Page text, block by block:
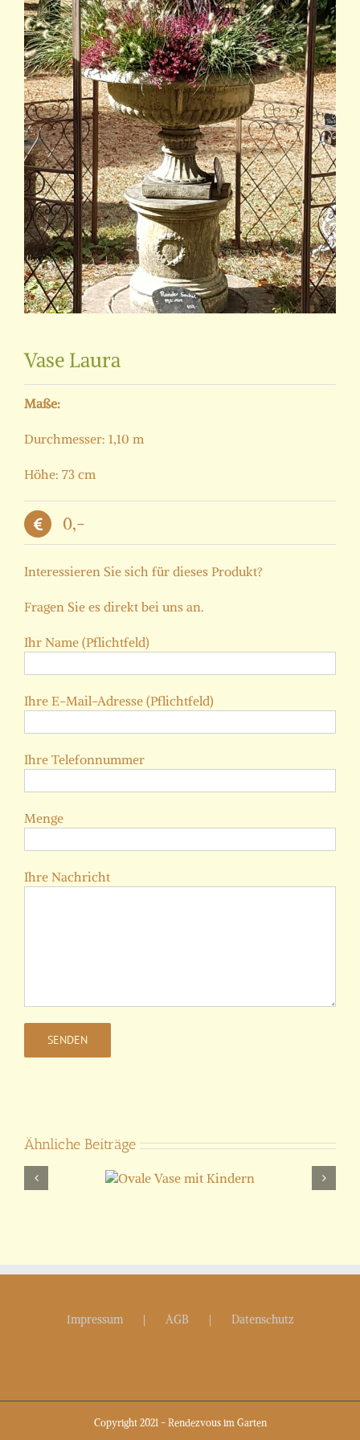
Vase Laura
Maße:
Durchmesser: 1,10 m
Höhe: 73 cm
0,-
Interessieren Sie sich für dieses Produkt?
Fragen Sie es direkt bei uns an.
Ihr Name (Pflichtfeld)
Ihre E-Mail-Adresse (Pflichtfeld)
Ihre Telefonnummer
Menge
Ihre Nachricht
Ähnliche Beiträge
Vase mit
Impressum AGB Datenschutz
Copyright 2021 - Rendezvous im Garten